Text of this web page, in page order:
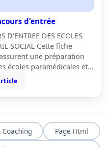
d'entrée
D'ENTREE DES ECOLES
SOCIAL Cette fiche
une préparation
écoles paramédicales et…
Page Html